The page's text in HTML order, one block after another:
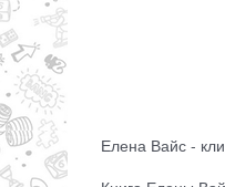
Елена Вайс -